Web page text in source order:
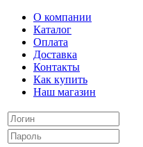
О компании
Каталог
Оплата
Доставка
Контакты
Как купить
Наш магазин